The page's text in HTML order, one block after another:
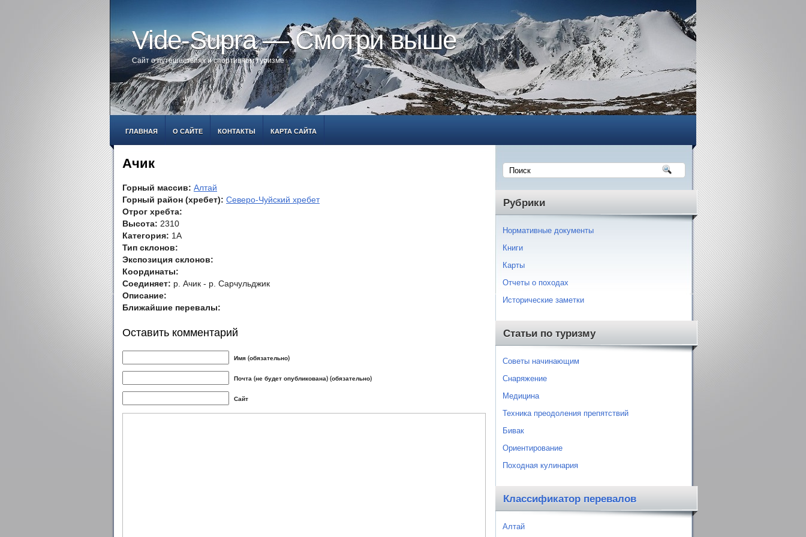
Vide-Supra — Смотри выше
Сайт о путешествиях и спортивном туризме
ГЛАВНАЯ О САЙТЕ КОНТАКТЫ КАРТА САЙТА
Ачик
Горный массив: Алтай
Горный район (хребет): Северо-Чуйский хребет
Отрог хребта:
Высота: 2310
Категория: 1А
Тип склонов:
Экспозиция склонов:
Координаты:
Соединяет: р. Ачик - р. Сарчульджик
Описание:
Ближайшие перевалы:
Оставить комментарий
Имя (обязательно)
Почта (не будет опубликована) (обязательно)
Сайт
Рубрики
Нормативные документы
Книги
Карты
Отчеты о походах
Исторические заметки
Статьи по туризму
Советы начинающим
Снаряжение
Медицина
Техника преодоления препятствий
Бивак
Ориентирование
Походная кулинария
Классификатор перевалов
Алтай